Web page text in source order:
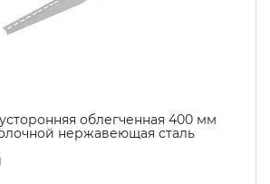
облегченная 400 мм
нержавеющая сталь